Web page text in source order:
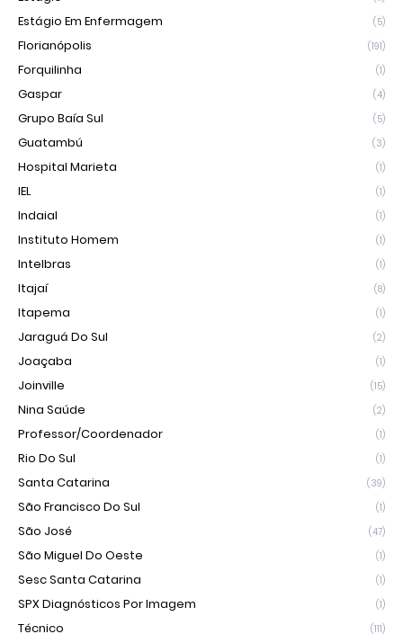
Estágio Em Enfermagem (5)
Florianópolis (191)
Forquilinha (1)
Gaspar (4)
Grupo Baía Sul (5)
Guatambú (3)
Hospital Marieta (1)
IEL (1)
Indaial (1)
Instituto Homem (1)
Intelbras (1)
Itajaí (8)
Itapema (1)
Jaraguá Do Sul (2)
Joaçaba (1)
Joinville (15)
Nina Saúde (2)
Professor/Coordenador (1)
Rio Do Sul (1)
Santa Catarina (39)
São Francisco Do Sul (1)
São José (47)
São Miguel Do Oeste (1)
Sesc Santa Catarina (1)
SPX Diagnósticos Por Imagem (1)
Técnico (111)